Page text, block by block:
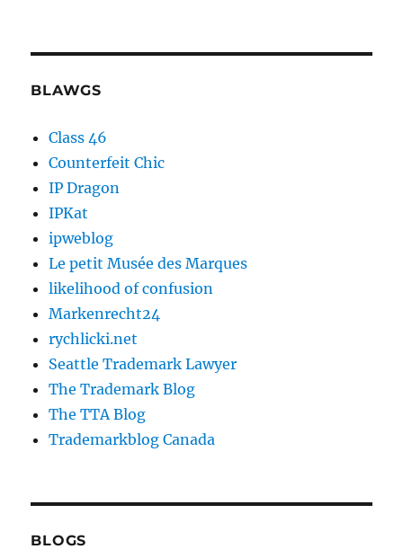
BLAWGS
Class 46
Counterfeit Chic
IP Dragon
IPKat
ipweblog
Le petit Musée des Marques
likelihood of confusion
Markenrecht24
rychlicki.net
Seattle Trademark Lawyer
The Trademark Blog
The TTA Blog
Trademarkblog Canada
BLOGS